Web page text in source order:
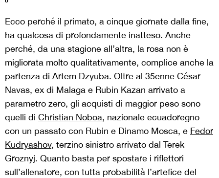
Ecco perché il primato, a cinque giornate dalla fine,
ha qualcosa di profondamente inatteso. Anche
perché, da una stagione all’altra, la rosa non è
migliorata molto qualitativamente, complice anche la
partenza di Artem Dzyuba. Oltre al 35enne César
Navas, ex di Malaga e Rubin Kazan arrivato a
parametro zero, gli acquisti di maggior peso sono
quelli di Christian Noboa, nazionale ecuadoregno
con un passato con Rubin e Dinamo Mosca, e Fedor
Kudryashov, terzino sinistro arrivato dal Terek
Groznyj. Quanto basta per spostare i riflettori
sull’allenatore, con tutta probabilità l’artefice del